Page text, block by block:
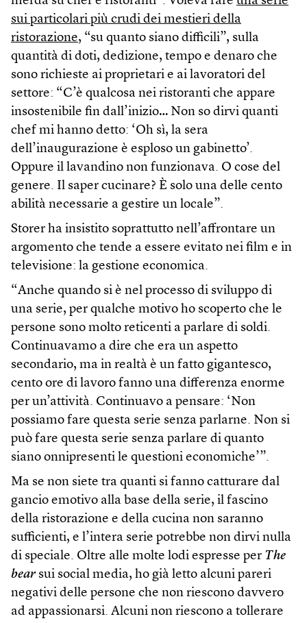
sui particolari più crudi dei mestieri della
ristorazione, “su quanto siano difficili”, sulla
quantità di doti, dedizione, tempo e denaro che
sono richieste ai proprietari e ai lavoratori del
settore: “C’è qualcosa nei ristoranti che appare
insostenibile fin dall’inizio… Non so dirvi quanti
chef mi hanno detto: ‘Oh sì, la sera
dell’inaugurazione è esploso un gabinetto’.
Oppure il lavandino non funzionava. O cose del
genere. Il saper cucinare? È solo una delle cento
abilità necessarie a gestire un locale”.
Storer ha insistito soprattutto nell’affrontare un
argomento che tende a essere evitato nei film e in
televisione: la gestione economica.
“Anche quando si è nel processo di sviluppo di
una serie, per qualche motivo ho scoperto che le
persone sono molto reticenti a parlare di soldi.
Continuavamo a dire che era un aspetto
secondario, ma in realtà è un fatto gigantesco,
cento ore di lavoro fanno una differenza enorme
per un’attività. Continuavo a pensare: ‘Non
possiamo fare questa serie senza parlarne. Non si
può fare questa serie senza parlare di quanto
siano onnipresenti le questioni economiche’”.
Ma se non siete tra quanti si fanno catturare dal
gancio emotivo alla base della serie, il fascino
della ristorazione e della cucina non saranno
sufficienti, e l’intera serie potrebbe non dirvi nulla
di speciale. Oltre alle molte lodi espresse per The
bearsui social media, ho già letto alcuni pareri
negativi delle persone che non riescono davvero
ad appassionarsi. Alcuni non riescono a tollerare